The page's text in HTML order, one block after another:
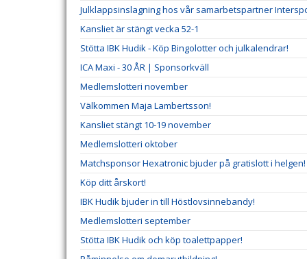
Julklappsinslagning hos vår samarbetspartner
Kansliet är stängt vecka 52-1
Stötta IBK Hudik - Köp Bingolotter och julkalendrar!
ICA Maxi - 30 ÅR | Sponsorkväll
Medlemslotteri november
Välkommen Maja Lambertsson!
Kansliet stängt 10-19 november
Medlemslotteri oktober
Matchsponsor Hexatronic bjuder på gratislott i helgen!
Köp ditt årskort!
IBK Hudik bjuder in till Höstlovsinnebandy!
Medlemslotteri september
Stötta IBK Hudik och köp toalettpapper!